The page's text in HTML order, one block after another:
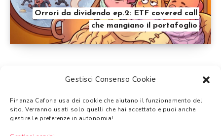
Gestisci Consenso Cookie
Finanza Cafona usa dei cookie che aiutano il funzionamento del
sito. Verranno usati solo quelli che hai accettato e puoi anche
gestire le preferenze in autonomia!
Orrori da dividendo ep.2: ETF covered call
che mangiano il portafoglio
Tutti i temi trattati su Finanza Cafona hannosolo uno scopo
informativo e non di sostituzione a una consulenza finanziaria